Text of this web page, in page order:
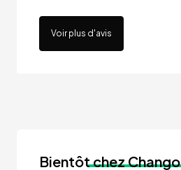
Voir plus d'avis
Bientôtchez Chango